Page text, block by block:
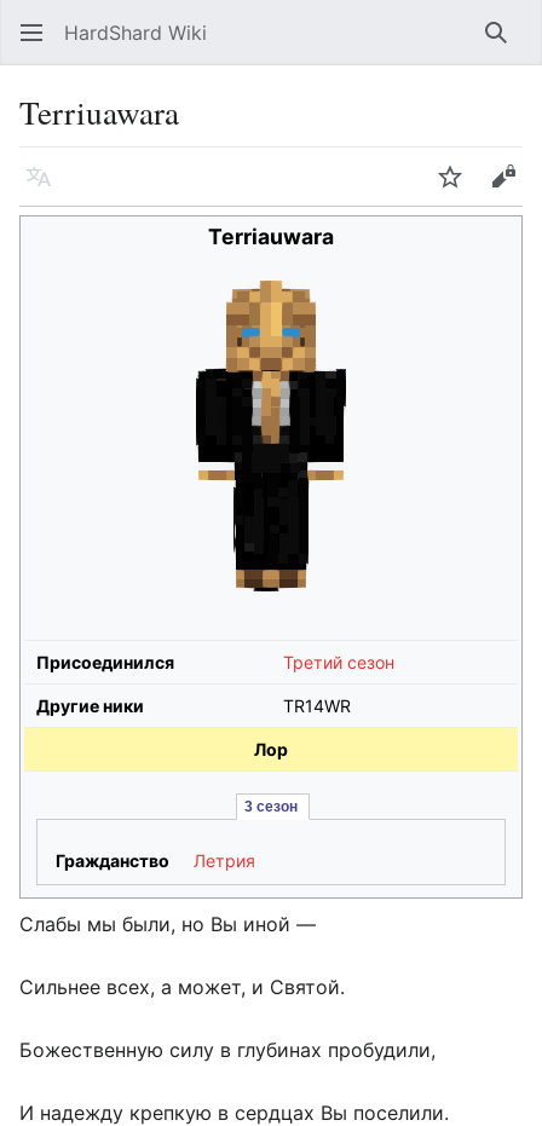
HardShard Wiki
Terriuawara
Язык Следить
Terriauwara
Присоединился Третий сезон
Другие ники TR14WR
Лор
3 сезон
Гражданство Летрия
Слабы мы были, но Вы иной —
Сильнее всех, а может, и Святой.
Божественную силу в глубинах пробудили,
И надежду крепкую в сердцах Вы поселили.